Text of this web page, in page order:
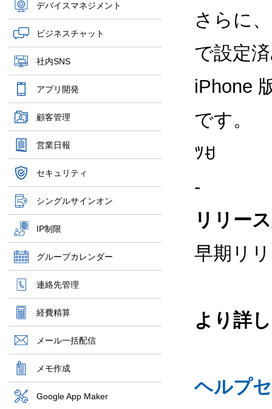
デバイスマネジメント
ビジネスチャット
社内SNS
アプリ開発
顧客管理
営業日報
セキュリティ
シングルサインオン
IP制限
グループカレンダー
連絡先管理
経費精算
メール一括配信
メモ作成
Google App Maker
さらに
で設定
iPhone
です。
ﾂꀀ
-
リリー
早期リ
より詳
ヘルプ